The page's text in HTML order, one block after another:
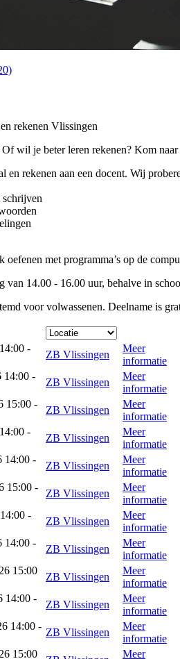
rekenen Vlissingen
wil je beter leren rekenen? Kom
en rekenen aan een docent. Wij
schrijven
met programma’s op de
van 14.00 - 16.00 uur, behalve in
voor volwassenen. Deelname is
-
ZB Vlissingen
Meer
informatie
14:00 -
ZB Vlissingen
Meer
informatie
15:00 -
ZB Vlissingen
Meer
informatie
-
ZB Vlissingen
Meer
informatie
14:00 -
ZB Vlissingen
Meer
informatie
15:00 -
ZB Vlissingen
Meer
informatie
-
ZB Vlissingen
Meer
informatie
14:00 -
ZB Vlissingen
Meer
informatie
15:00
ZB Vlissingen
Meer
informatie
14:00 -
ZB Vlissingen
Meer
informatie
14:00 -
ZB Vlissingen
Meer
informatie
15:00
Meer